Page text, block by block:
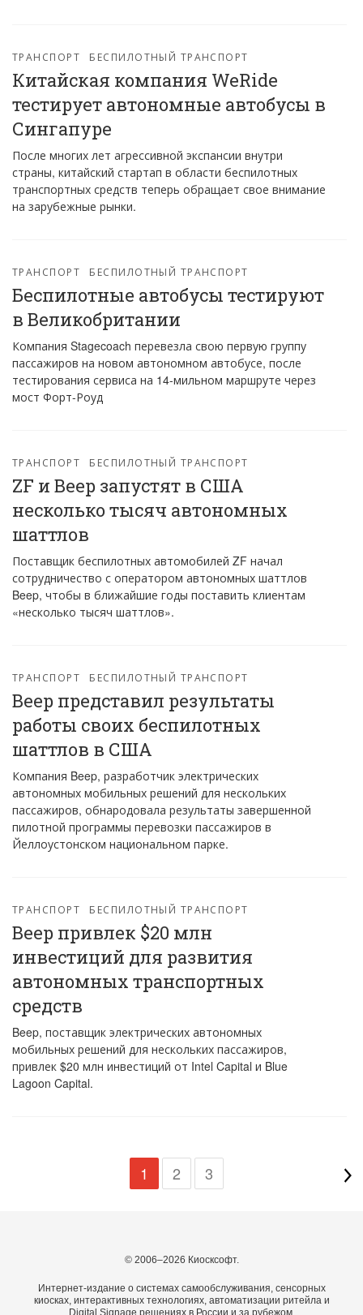
ТРАНСПОРТ БЕСПИЛОТНЫЙ ТРАНСПОРТ
Китайская компания WeRide
тестирует автономные автобусы в
Сингапуре
После многих лет агрессивной экспансии внутри
страны, китайский стартап в области беспилотных
транспортных средств теперь обращает свое внимание
на зарубежные рынки.
ТРАНСПОРТ БЕСПИЛОТНЫЙ ТРАНСПОРТ
Беспилотные автобусы тестируют
в Великобритании
Компания Stagecoach перевезла свою первую группу
пассажиров на новом автономном автобусе, после
тестирования сервиса на 14-мильном маршруте через
мост Форт-Роуд
ТРАНСПОРТ БЕСПИЛОТНЫЙ ТРАНСПОРТ
ZF и Beep запустят в США
несколько тысяч автономных
шаттлов
Поставщик беспилотных автомобилей ZF начал
сотрудничество с оператором автономных шаттлов
Beep, чтобы в ближайшие годы поставить клиентам
«несколько тысяч шаттлов».
ТРАНСПОРТ БЕСПИЛОТНЫЙ ТРАНСПОРТ
Beep представил результаты
работы своих беспилотных
шаттлов в США
Компания Beep, разработчик электрических
автономных мобильных решений для нескольких
пассажиров, обнародовала результаты завершенной
пилотной программы перевозки пассажиров в
Йеллоустонском национальном парке.
ТРАНСПОРТ БЕСПИЛОТНЫЙ ТРАНСПОРТ
Beep привлек $20 млн
инвестиций для развития
автономных транспортных
средств
Beep, поставщик электрических автономных
мобильных решений для нескольких пассажиров,
привлек $20 млн инвестиций от Intel Capital и Blue
Lagoon Capital.
1 2 3
© 2006–2026 Киосксофт.
Интернет-издание о системах самообслуживания, сенсорных
киосках, интерактивных технологиях, автоматизации ритейла и
Digital Signage решениях в России и за рубежом.